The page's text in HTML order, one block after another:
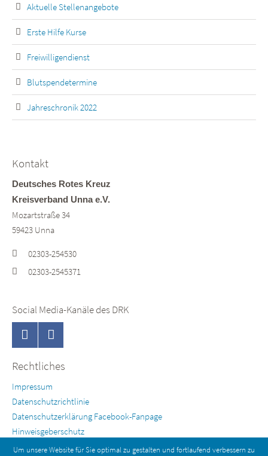
Aktuelle Stellenangebote
Erste Hilfe Kurse
Freiwilligendienst
Blutspendetermine
Jahreschronik 2022
Kontakt
Deutsches Rotes Kreuz
Kreisverband Unna e.V.
Mozartstraße 34
59423 Unna
02303-254530
02303-2545371
Social Media-Kanäle des DRK
Rechtliches
Impressum
Datenschutzrichtlinie
Datenschutzerklärung Facebook-Fanpage
Hinweisgeberschutz
Um unsere Website für Sie optimal zu gestalten und fortlaufend verbessern zu